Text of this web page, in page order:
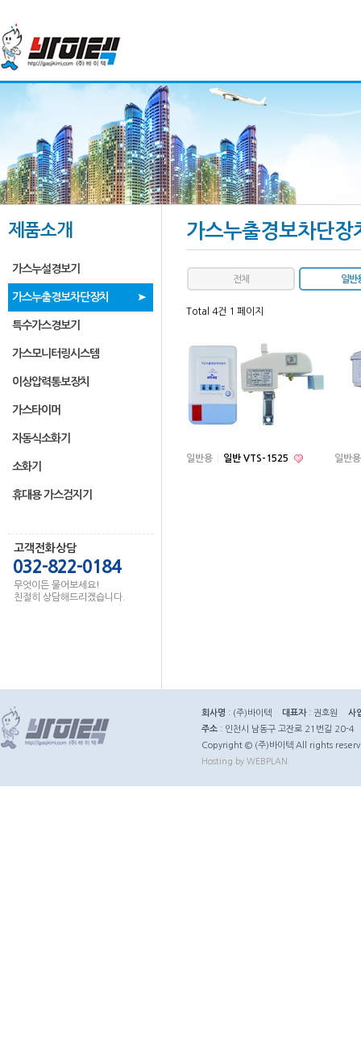
제품소개
가스누설경보기
가스누출경보차단장치
특수가스경보기
가스모니터링시스템
이상압력통보장치
가스타이머
자동식소화기
소화기
휴대용 가스검지기
고객전화상담
032-822-0184
무엇이든 물어보세요!
친절히 상담해드리겠습니다.
가스누출경보차단장
전체 일반
Total 4건 1 페이지
일반용 일반 VTS-1525 일반용
회사명 : (주)바이텍 대표자: 권호원
사
주소 : 인천시 남동구 고잔로 21번길 20-4
Copyright © (주)바이텍 All rights
Hosting by WEBPLAN